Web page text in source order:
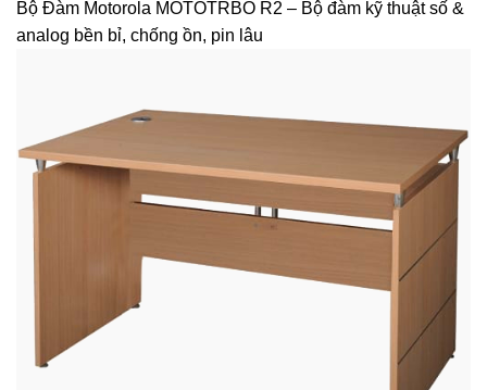
Bộ Đàm Motorola MOTOTRBO R2 – Bộ đàm kỹ thuật số &
analog bền bỉ, chống ồn, pin lâu